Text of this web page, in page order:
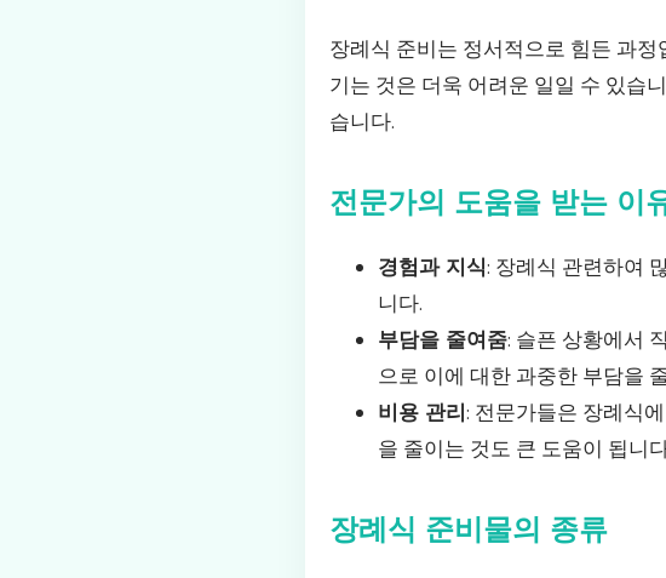
장례식 준비는 정서적으로 힘든 과
기는 것은 더욱 어려운 일일 수 있습
습니다.
전문가의 도움을 받는 이
경험과 지식: 장례식 관련하여
니다.
부담을 줄여줌: 슬픈 상황에서
으로 이에 대한 과중한 부담을
비용 관리: 전문가들은 장례식
을 줄이는 것도 큰 도움이 됩니
장례식 준비물의 종류